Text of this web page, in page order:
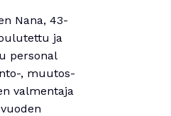
Nana, 43-
ja
personal
, muutos-
valmentaja